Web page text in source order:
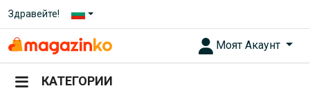
Здравейте!
Моят Акаунт
КАТЕГОРИИ